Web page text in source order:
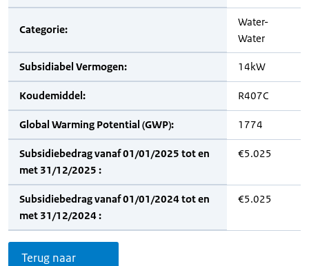
Categorie:
Water-
Water
Subsidiabel Vermogen: 14kW
Koudemiddel: R407C
Global Warming Potential (GWP): 1774
Subsidiebedrag vanaf 01/01/2025 tot en
met 31/12/2025 :
€5.025
Subsidiebedrag vanaf 01/01/2024 tot en
met 31/12/2024 :
€5.025
Terug naar